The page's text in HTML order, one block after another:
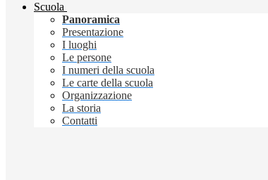
Scuola
Panoramica
Presentazione
I luoghi
Le persone
I numeri della scuola
Le carte della scuola
Organizzazione
La storia
Contatti